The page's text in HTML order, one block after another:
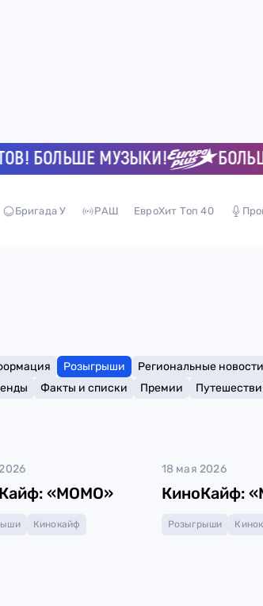
БОЛЬШЕ МУЗЫКИ! БОЛЬШЕ
Бригада У РАШ ЕвроХит Топ 40
Розыгрыши Региональные новости
Факты и списки Премии
«МОМО»
Кинокайф
18 мая 2026
КиноКайф:
Розыгрыши